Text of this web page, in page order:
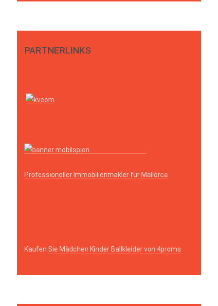
PARTNERLINKS
Professioneller Immobilienmakler für Mallorca
Kaufen Sie Mädchen Kinder Ballkleider von 4proms